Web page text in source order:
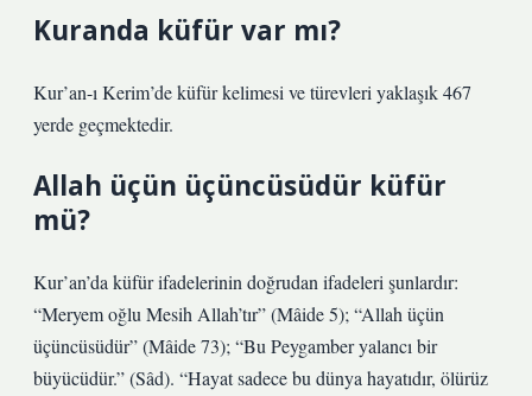
Kuranda küfür var mı?
Kur’an-ı Kerim’de küfür kelimesi ve türevleri yaklaşık 467
yerde geçmektedir.
Allah üçün üçüncüsüdür küfür
mü?
Kur’an’da küfür ifadelerinin doğrudan ifadeleri şunlardır:
“Meryem oğlu Mesih Allah’tır” (Mâide 5); “Allah üçün
üçüncüsüdür” (Mâide 73); “Bu Peygamber yalancı bir
büyücüdür.” (Sâd). “Hayat sadece bu dünya hayatıdır, ölürüz